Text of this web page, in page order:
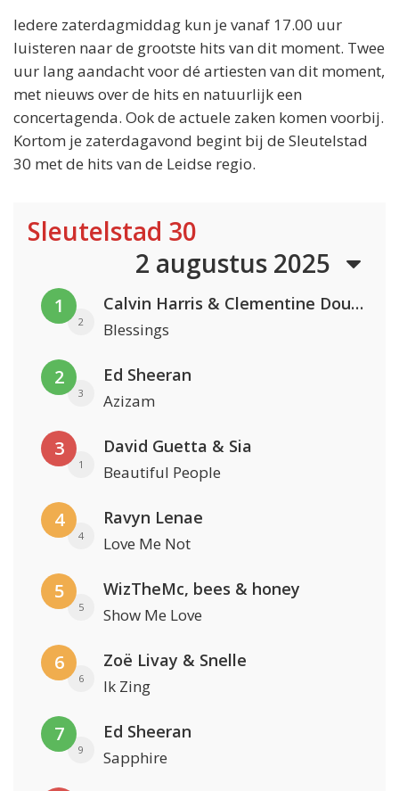
Iedere zaterdagmiddag kun je vanaf 17.00 uur
luisteren naar de grootste hits van dit moment. Twee
uur lang aandacht voor dé artiesten van dit moment,
met nieuws over de hits en natuurlijk een
concertagenda. Ook de actuele zaken komen voorbij.
Kortom je zaterdagavond begint bij de Sleutelstad
30 met de hits van de Leidse regio.
Sleutelstad 30
2 augustus 2025
1
2
Calvin Harris & Clementine Douglas
Blessings
2
3
Ed Sheeran
Azizam
3
1
David Guetta & Sia
Beautiful People
4
4
Ravyn Lenae
Love Me Not
5
5
WizTheMc, bees & honey
Show Me Love
6
6
Zoë Livay & Snelle
Ik Zing
7
9
Ed Sheeran
Sapphire